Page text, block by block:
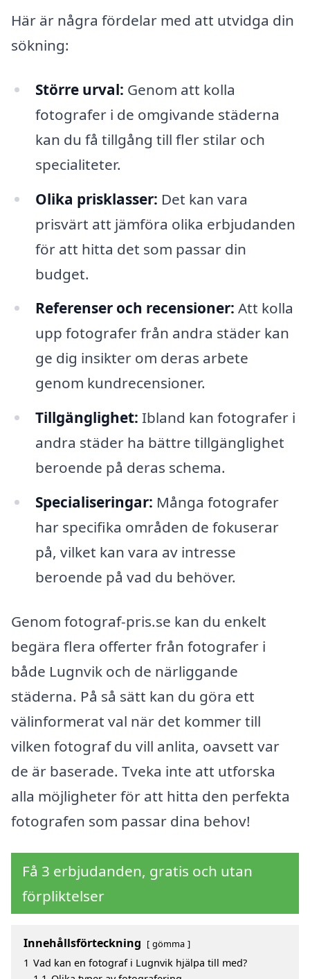
Här är några fördelar med att utvidga din
sökning:
Större urval: Genom att kolla
fotografer i de omgivande städerna
kan du få tillgång till fler stilar och
specialiteter.
Olika prisklasser: Det kan vara
prisvärt att jämföra olika erbjudanden
för att hitta det som passar din
budget.
Referenser och recensioner: Att kolla
upp fotografer från andra städer kan
ge dig insikter om deras arbete
genom kundrecensioner.
Tillgänglighet: Ibland kan fotografer i
andra städer ha bättre tillgänglighet
beroende på deras schema.
Specialiseringar: Många fotografer
har specifika områden de fokuserar
på, vilket kan vara av intresse
beroende på vad du behöver.
Genom fotograf-pris.se kan du enkelt
begära flera offerter från fotografer i
både Lugnvik och de närliggande
städerna. På så sätt kan du göra ett
välinformerat val när det kommer till
vilken fotograf du vill anlita, oavsett var
de är baserade. Tveka inte att utforska
alla möjligheter för att hitta den perfekta
fotografen som passar dina behov!
Få 3 erbjudanden, gratis och utan
förpliktelser
Innehållsförteckning gömma
1 Vad kan en fotograf i Lugnvik hjälpa till med?